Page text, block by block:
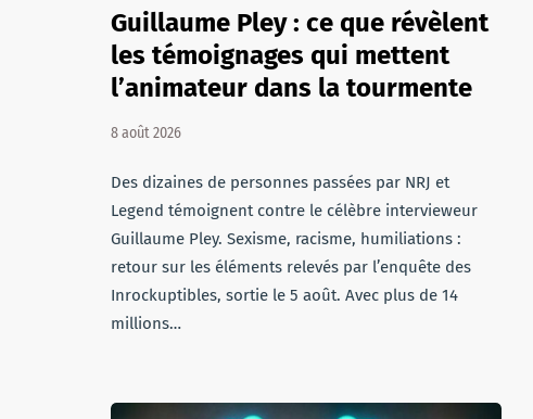
Guillaume Pley : ce que révèlent
les témoignages qui mettent
l’animateur dans la tourmente
8 août 2026
Des dizaines de personnes passées par NRJ et
Legend témoignent contre le célèbre intervieweur
Guillaume Pley. Sexisme, racisme, humiliations :
retour sur les éléments relevés par l’enquête des
Inrockuptibles, sortie le 5 août. Avec plus de 14
millions…